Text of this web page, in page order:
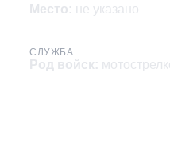
Место: не указано
СЛУЖБА
Род войск: